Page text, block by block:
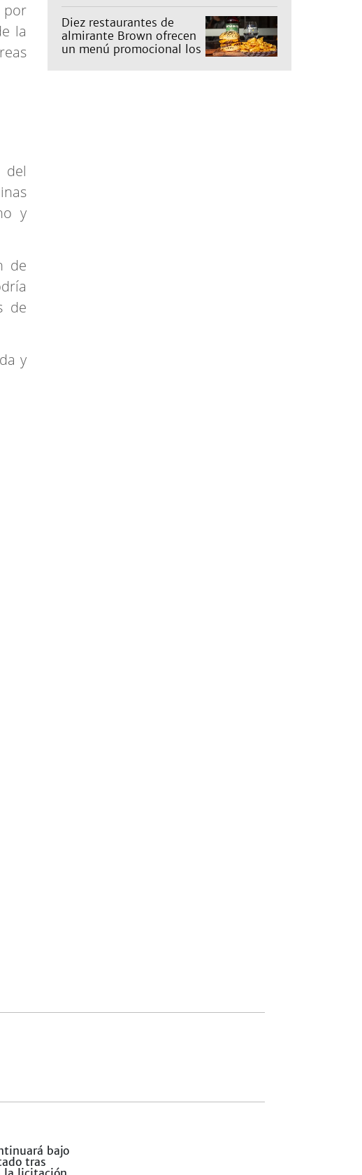
por
la
del
y
de
de
y
familia
Diez restaurantes de
almirante Brown ofrecen
un menú promocional los